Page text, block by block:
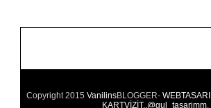
Copyright 2015 VanilinsBLOGGER-
KARTVİZİT..@gul_tasarimm.